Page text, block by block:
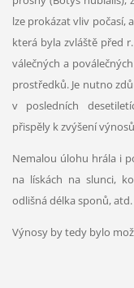
lze prokázat vliv počasí,
která byla zvláště před
válečných a
prostředků. Je nutno
v posledních
přispěly k zvýšení
Nemalou úlohu hrála i
na lískách na slunci,
odlišná délka sponů, atd.
Výnosy by tedy bylo